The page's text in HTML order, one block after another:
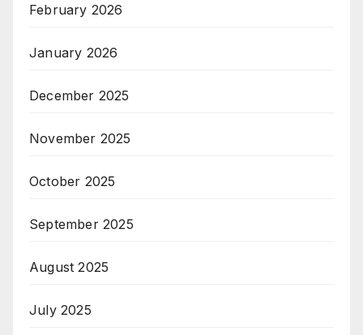
February 2026
January 2026
December 2025
November 2025
October 2025
September 2025
August 2025
July 2025